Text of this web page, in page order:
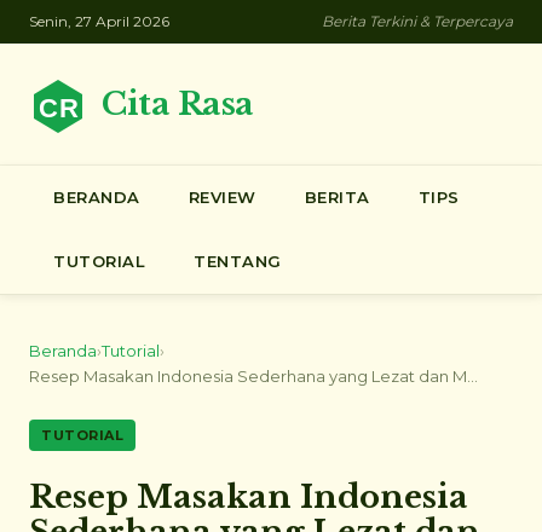
Senin, 27 April 2026 Berita Terkini & Terpercaya
Cita Rasa
BERANDA REVIEW BERITA TIPS
TUTORIAL TENTANG
Beranda›Tutorial›
Resep Masakan Indonesia Sederhana yang Lezat dan M...
TUTORIAL
Resep Masakan Indonesia